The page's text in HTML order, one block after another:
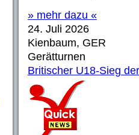
» mehr dazu «
24. Juli 2026
Kienbaum, GER
Gerätturnen
Britischer U18-Sieg